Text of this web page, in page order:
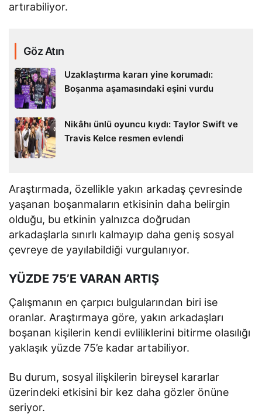
artırabiliyor.
Göz Atın
Uzaklaştırma kararı yine korumadı:
Boşanma aşamasındaki eşini vurdu
Nikâhı ünlü oyuncu kıydı: Taylor Swift ve
Travis Kelce resmen evlendi
Araştırmada, özellikle yakın arkadaş çevresinde
yaşanan boşanmaların etkisinin daha belirgin
olduğu, bu etkinin yalnızca doğrudan
arkadaşlarla sınırlı kalmayıp daha geniş sosyal
çevreye de yayılabildiği vurgulanıyor.
YÜZDE 75’E VARAN ARTIŞ
Çalışmanın en çarpıcı bulgularından biri ise
oranlar. Araştırmaya göre, yakın arkadaşları
boşanan kişilerin kendi evliliklerini bitirme olasılığı
yaklaşık yüzde 75’e kadar artabiliyor.
Bu durum, sosyal ilişkilerin bireysel kararlar
üzerindeki etkisini bir kez daha gözler önüne
seriyor.